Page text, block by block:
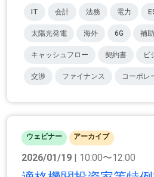
IT 会計 法務 電力
太陽光発電 海外 6G 補
キャッシュフロー 契約書 ビ
交渉 ファイナンス コーポレ
ウェビナー アーカイブ
2026/01/19 | 10:00〜12:00